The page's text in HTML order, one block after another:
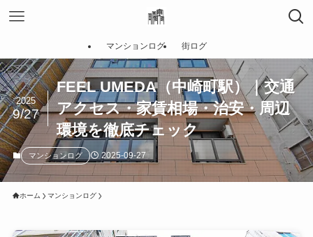
マンションログ 街ログ
FEEL UMEDA（中崎町駅）｜交通
アクセス・家賃相場・治安・周辺
環境を徹底チェック
2025
9/27
マンションログ 2025-09-27
ホーム マンションログ